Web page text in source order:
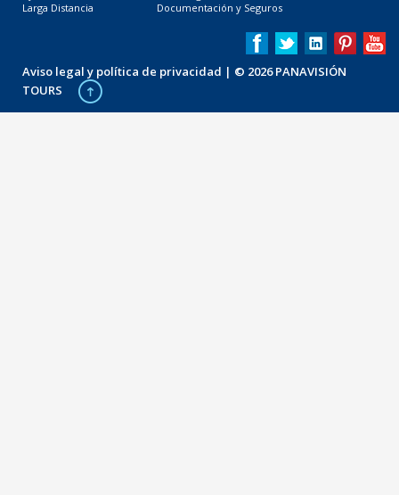
Larga Distancia
Documentación y Seguros
Aviso legal y política de privacidad | © 2026 PANAVISIÓN
TOURS